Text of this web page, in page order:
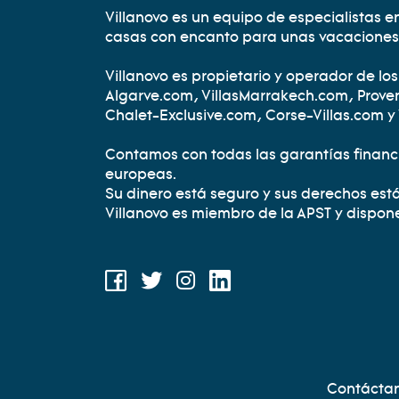
Villanovo es un equipo de especialistas
casas con encanto para unas
Villanovo es propietario y operador de
Algarve.com, VillasMarrakech.com,
Chalet-Exclusive.com, Corse-Villas.com
Contamos con todas las garantías
europeas.
Su dinero está seguro y sus derechos
Villanovo es miembro de la APST y
NOUS RETROUVER SUR LES
Facebook
TwitterInstagram
LinkedIn